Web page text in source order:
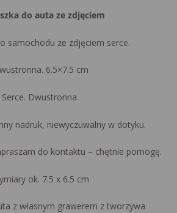
do auta ze zdjęciem
samochodu ze zdjęciem serce.
6.5×7.5 cm
Serce. Dwustronna.
nadruk, niewyczuwalny w dotyku.
do kontaktu – chętnie pomogę.
ok. 7.5 x 6.5 cm
z własnym grawerem z tworzywa